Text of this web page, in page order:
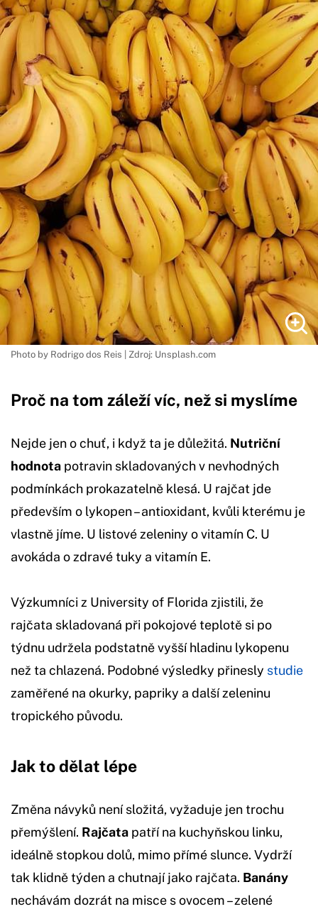
Photo by Rodrigo dos Reis | Zdroj: Unsplash.com
Proč na tom záleží víc, než si myslíme
Nejde jen o chuť, i když ta je důležitá. Nutriční
hodnota potravin skladovaných v nevhodných
podmínkách prokazatelně klesá. U rajčat jde
především o lykopen – antioxidant, kvůli kterému je
vlastně jíme. U listové zeleniny o vitamín C. U
avokáda o zdravé tuky a vitamín E.
Výzkumníci z University of Florida zjistili, že
rajčata skladovaná při pokojové teplotě si po
týdnu udržela podstatně vyšší hladinu lykopenu
než ta chlazená. Podobné výsledky přinesly studie
zaměřené na okurky, papriky a další zeleninu
tropického původu.
Jak to dělat lépe
Změna návyků není složitá, vyžaduje jen trochu
přemýšlení. Rajčata patří na kuchyňskou linku,
ideálně stopkou dolů, mimo přímé slunce. Vydrží
tak klidně týden a chutnají jako rajčata. Banány
nechávám dozrát na misce s ovocem – zelené